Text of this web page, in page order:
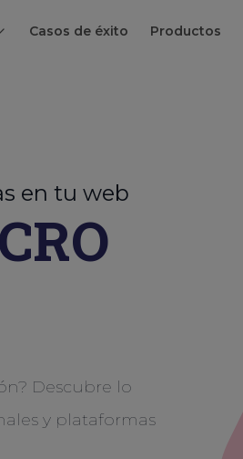
Casos de éxito Productos
en tu web
Descubre lo
y plataformas